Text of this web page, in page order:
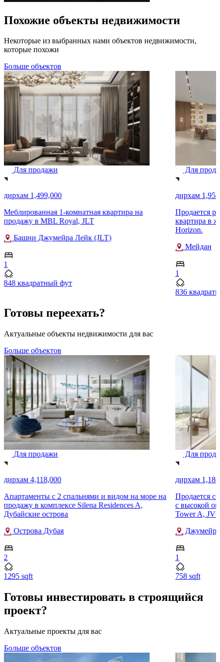
Похожие объекты недвижимости
Некоторые из выбранных нами объектов недвижимости,
которые похожи
Больше объектов
Для продажи
дирхам 1,499,000
Меблированная 1-комнатная квартира на
продажу в MBL Royal, JLT
Башни Джумейра Лейк (JLT)
1
848 квадратный фут
Для
дирхам
Продается
квартира в
Horizon.
Мейдан
1
836
Готовы переехать?
Актуальные объекты недвижимости для вас
Больше объектов
Для продажи
дирхам 4,118,000
Апартаменты с 2 спальнями и видом на море на
продажу в комплексе Silena Residences A,
Дубайские острова
Острова Дубая
2
1295 sqft
Для
дирхам
Продается
с высокой
Tower A,
1
758 sqft
Готовы инвестировать в строящийся
проект?
Актуальные проекты для вас
Больше объектов